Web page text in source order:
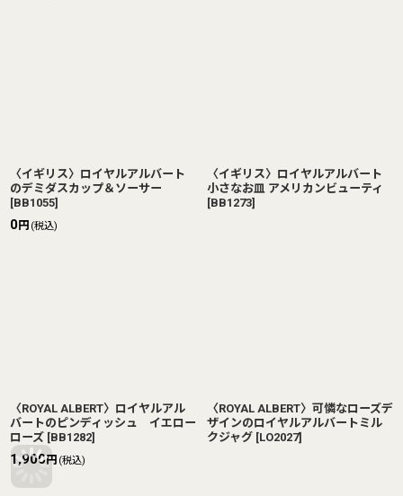
〈イギリス〉ロイヤルアルバート
のデミダスカップ＆ソーサー
[BB1055]
0円 (税込)
〈イギリス〉ロイヤルアルバート
小さなお皿 アメリカンビューティ
[BB1273]
〈ROYAL ALBERT〉ロイヤルアル
バートのピンディッシュ イエロー
ローズ [BB1282]
1,900円 (税込)
〈ROYAL ALBERT〉可憐なローズデ
ザインのロイヤルアルバートミル
クジャグ [LO2027]